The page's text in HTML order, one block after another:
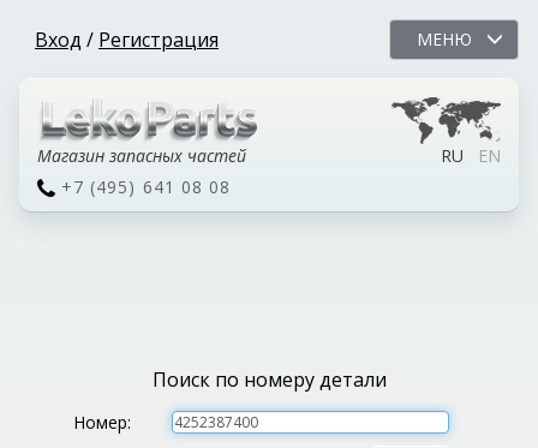
Вход / Регистрация МЕНЮ
Магазин запасных частей RU
EN
+7 (495) 641 08 08
Поиск по номеру детали
Номер: